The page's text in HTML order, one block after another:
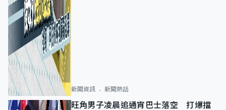
新聞資訊 新聞熱話
旺角男子凌晨追通宵巴士落空 打爆擋